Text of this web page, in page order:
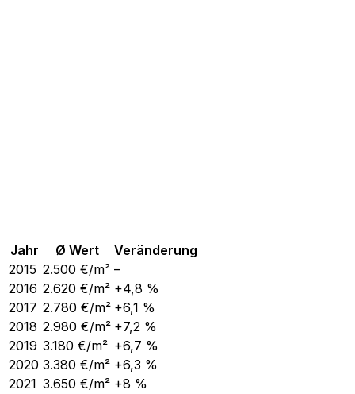
Jahr Ø Wert
Veränderung
2015 2.500 €/m² –
2016 2.620 €/m² +4,8 %
2017 2.780 €/m² +6,1 %
2018 2.980 €/m² +7,2 %
2019 3.180 €/m² +6,7 %
2020 3.380 €/m² +6,3 %
2021 3.650 €/m² +8 %